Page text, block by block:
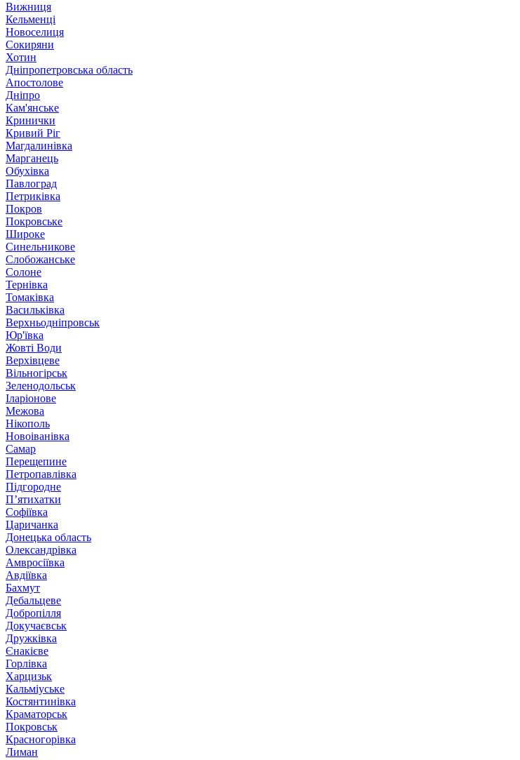
Вижниця
Кельменці
Новоселиця
Сокиряни
Хотин
Дніпропетровська область
Апостолове
Дніпро
Кам'янське
Кринички
Кривий Ріг
Магдалинівка
Марганець
Обухівка
Павлоград
Петриківка
Покров
Покровське
Широке
Синельникове
Слобожанське
Солоне
Тернівка
Томаківка
Васильківка
Верхньодніпровськ
Юр'ївка
Жовті Води
Верхівцеве
Вільногірськ
Зеленодольськ
Іларіонове
Межова
Нікополь
Новоіванівка
Самар
Перещепине
Петропавлівка
Підгородне
П’ятихатки
Софіївка
Царичанка
Донецька область
Олександрівка
Амвросіївка
Авдіївка
Бахмут
Дебальцеве
Добропілля
Докучаєвськ
Дружківка
Єнакієве
Горлівка
Харцизьк
Кальміуське
Костянтинівка
Краматорськ
Покровськ
Красногорівка
Лиман